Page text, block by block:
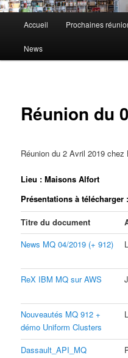
principal
Accueil Prochaines
News
Réunion du
Réunion du 2 Avril 2019 chez
Lieu : Maisons Alfort
Présentations à télécharger :
Titre du document
News MQ 04/2019 (+ 912)
ReX IBM MQ sur AWS
Nouveautés MQ 912 +
démo Uniform Clusters
Dassault_API_MQ